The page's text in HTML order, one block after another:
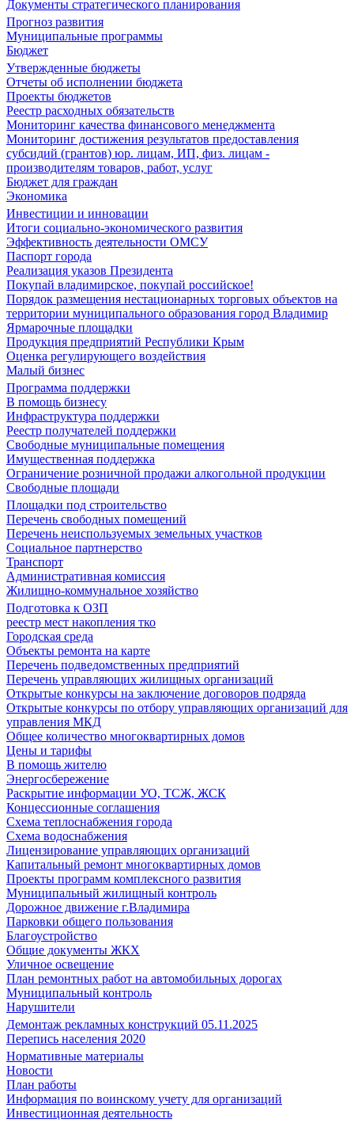
Документы стратегического планирования
Прогноз развития
Муниципальные программы
Бюджет
Утвержденные бюджеты
Отчеты об исполнении бюджета
Проекты бюджетов
Реестр расходных обязательств
Мониторинг качества финансового менеджмента
Мониторинг достижения результатов предоставления
субсидий (грантов) юр. лицам, ИП, физ. лицам -
производителям товаров, работ, услуг
Бюджет для граждан
Экономика
Инвестиции и инновации
Итоги социально-экономического развития
Эффективность деятельности ОМСУ
Паспорт города
Реализация указов Президента
Покупай владимирское, покупай российское!
Порядок размещения нестационарных торговых объектов на
территории муниципального образования город Владимир
Ярмарочные площадки
Продукция предприятий Республики Крым
Оценка регулирующего воздействия
Малый бизнес
Программа поддержки
В помощь бизнесу
Инфраструктура поддержки
Реестр получателей поддержки
Свободные муниципальные помещения
Имущественная поддержка
Ограничение розничной продажи алкогольной продукции
Свободные площади
Площадки под строительство
Перечень свободных помещений
Перечень неиспользуемых земельных участков
Социальное партнерство
Транспорт
Административная комиссия
Жилищно-коммунальное хозяйство
Подготовка к ОЗП
реестр мест накопления тко
Городская среда
Объекты ремонта на карте
Перечень подведомственных предприятий
Перечень управляющих жилищных организаций
Открытые конкурсы на заключение договоров подряда
Открытые конкурсы по отбору управляющих организаций для
управления МКД
Общее количество многоквартирных домов
Цены и тарифы
В помощь жителю
Энергосбережение
Раскрытие информации УО, ТСЖ, ЖСК
Концессионные соглашения
Схема теплоснабжения города
Схема водоснабжения
Лицензирование управляющих организаций
Капитальный ремонт многоквартирных домов
Проекты программ комплексного развития
Муниципальный жилищный контроль
Дорожное движение г.Владимира
Парковки общего пользования
Благоустройство
Общие документы ЖКХ
Уличное освещение
План ремонтных работ на автомобильных дорогах
Муниципальный контроль
Нарушители
Демонтаж рекламных конструкций 05.11.2025
Перепись населения 2020
Нормативные материалы
Новости
План работы
Информация по воинскому учету для организаций
Инвестиционная деятельность